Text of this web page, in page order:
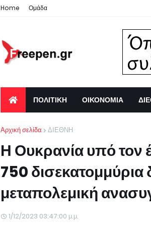
Home Ομάδα
ΠΟΛΙΤΙΚΗ ΟΙΚΟΝΟΜΙΑ
Αρχική σελίδα ΔΙΕΘΝΗ
Η Ουκρανία υπό
750 δισεκατομμύρια
μεταπολεμική
1/12/2023 03:47:00 μ.μ.